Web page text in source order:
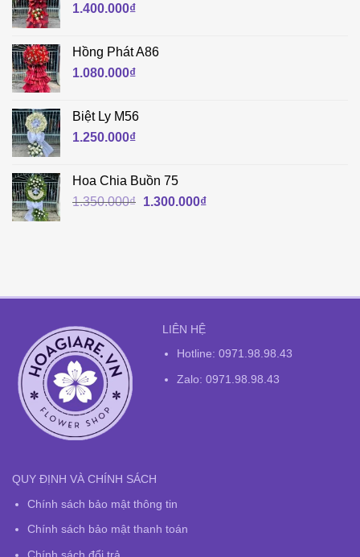
1.400.000₫
Hồng Phát A86
1.080.000₫
Biệt Ly M56
1.250.000₫
Hoa Chia Buồn 75
1.350.000₫ Giá
1.300.000₫Giá
LIÊN HỆ
Hotline:0971.98.98.43
Zalo: 0971.98.98.43
QUY ĐỊNH VÀ CHÍNH SÁCH
Chính sách bảo mật thông tin
Chính sách bảo mật thanh toán